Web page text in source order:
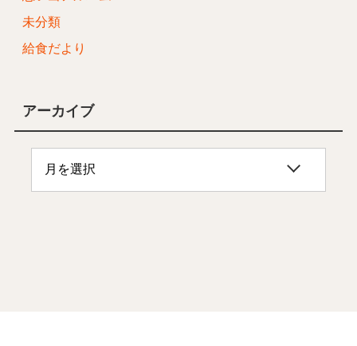
未分類
給食だより
アーカイブ